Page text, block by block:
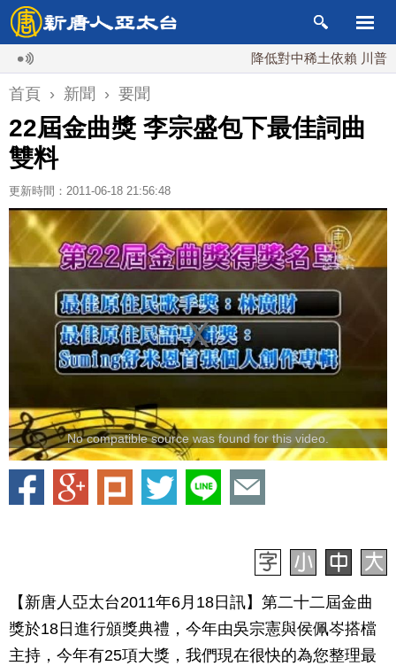
降低對中稀土依賴 川普宣布
首頁 › 新聞 › 要聞
22屆金曲獎 李宗盛包下最佳詞曲
雙料
更新時間：2011-06-18 21:56:48
No compatible source was found for this video.
【新唐人亞太台2011年6月18日訊】第二十二屆金曲
獎於18日進行頒獎典禮，今年由吳宗憲與侯佩岑搭檔
主持，今年有25項大獎，我們現在很快的為您整理最